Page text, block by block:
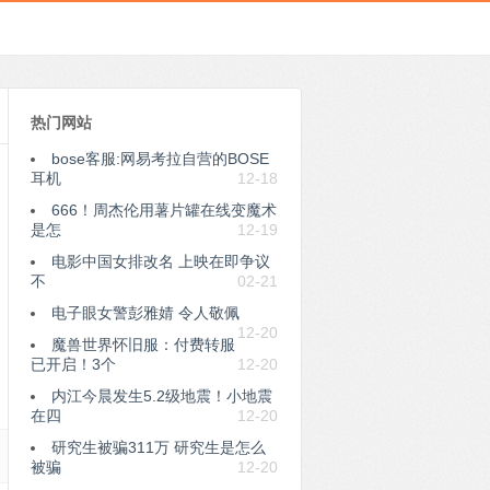
热门网站
bose客服:网易考拉自营的BOSE
耳机
12-18
666！周杰伦用薯片罐在线变魔术
是怎
12-19
电影中国女排改名 上映在即争议
不
02-21
电子眼女警彭雅婧 令人敬佩
12-20
魔兽世界怀旧服：付费转服
已开启！3个
12-20
内江今晨发生5.2级地震！小地震
在四
12-20
研究生被骗311万 研究生是怎么
被骗
12-20